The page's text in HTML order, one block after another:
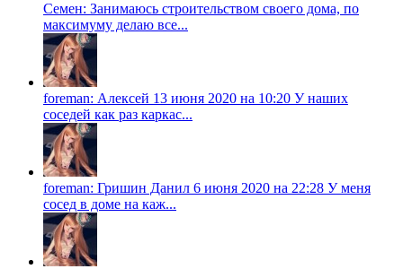
Семен: Занимаюсь строительством своего дома, по
максимуму делаю все...
foreman: Алексей 13 июня 2020 на 10:20 У наших
соседей как раз каркас...
foreman: Гришин Данил 6 июня 2020 на 22:28 У меня
сосед в доме на каж...